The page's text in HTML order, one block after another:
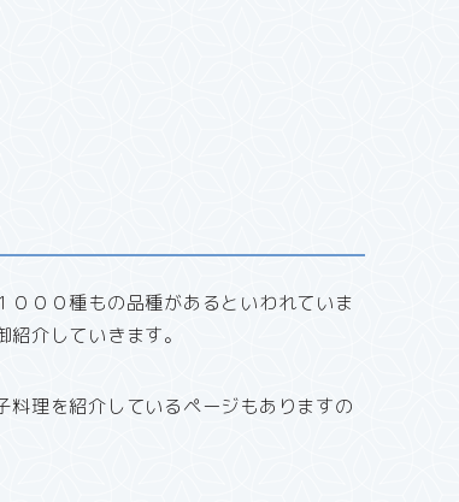
００種もの品種があるといわれていま
介していきます。
理を紹介しているページもありますの